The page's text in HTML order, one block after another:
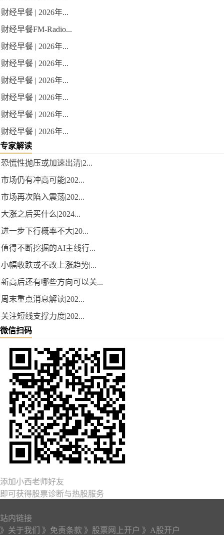
财经早餐 | 2026年...
财经早餐FM-Radio...
财经早餐 | 2026年...
财经早餐 | 2026年...
财经早餐 | 2026年...
财经早餐 | 2026年...
财经早餐 | 2026年...
财经早餐 | 2026年...
专家解读
恐慌性抛压或加速出清|2...
市场仍有冲高可能|202...
市场再次陷入震荡|202...
大涨之后买什么|2024...
进一步下行概率不大|20...
值得不断挖掘的AI主线行...
小幅收跌或不改上涨趋势|...
新高后还有哪些方向可以关...
周末重点消息解读|202...
关注短线支撑力度|202...
微信扫码
添加小西老师好友
即可获得股票诊断与热股服务
站内链接
》关于我们
》免责条款 》股票网上开户 》A股开户